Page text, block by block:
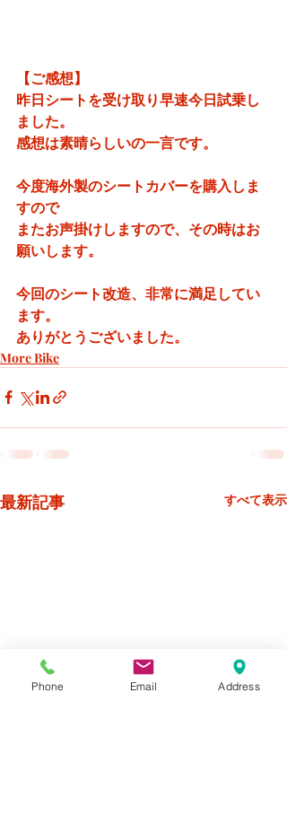
【ご感想】
昨日シートを受け取り早速今日試乗し
ました。
感想は素晴らしいの一言です。
今度海外製のシートカバーを購入しま
すので
またお声掛けしますので、その時はお
願いします。
今回のシート改造、非常に満足してい
ます。
ありがとうございました。
More Bike
最新記事 すべて表示
Phone Email Address